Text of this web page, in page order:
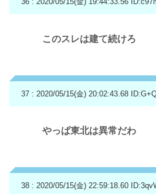
このスレは建て続けろ
37 : 2020/05/15(金) 20:02:43.68
やっぱ東北は異常だわ
38 : 2020/05/15(金) 22:59:18.60